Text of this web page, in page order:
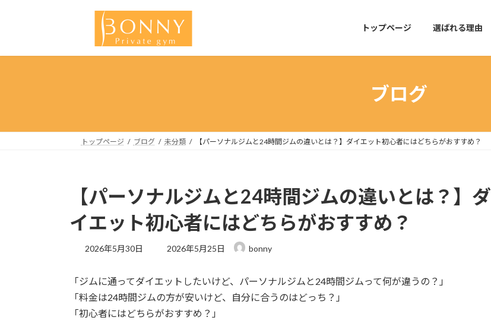
プ
動
トップページ 選ばれる理由
ブログ
トップページ ブログ 未分類 【パーソナルジムと24時間ジムの違いとは？】ダイエット初心者にはどちらがおすすめ？
【パーソナルジムと24時間ジムの違いとは？】ダ
イエット初心者にはどちらがおすすめ？
2026年5月30日
最
新
日
:
2026年5月25日 bonny
「ジムに通ってダイエットしたいけど、パーソナルジムと24時間ジムって何が違うの？」
「料金は24時間ジムの方が安いけど、自分に合うのはどっち？」
「初心者にはどちらがおすすめ？」